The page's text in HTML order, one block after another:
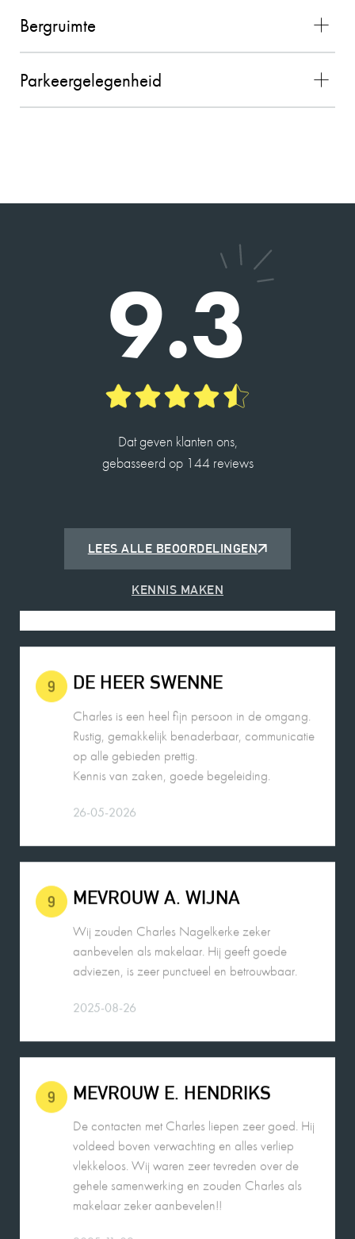
Bergruimte
Parkeergelegenheid
9.3
Dat geven klanten ons,
gebasseerd op 144 reviews
LEES ALLE BEOORDELINGEN
KENNIS MAKEN
verkoop van onze woning. Hij is een prettige
persoon en heeft goed geluisterd naar onze
wensen in relatie tot de actuele huizenmarkt. De
verkoop verliep voorspoedig. Wij bevelen zijn
dienstverlening van harte aan.
Charles heeft ons geholpen met de verkoop van
ons huis en de taxatie van een andere. Alles
verliep vlot en hij is erg betrokken.
Hij is een hele aardige man en heeft veel kennis.
2026-05-14
ROBIN DE JONG
2026-05-25
9 DE HEER SWENNE
Charles is een heel fijn persoon in de omgang.
op alle gebieden prettig.
Kennis van zaken, goede begeleiding.
26-05-2026
9 MEVROUW A. WIJNA
Wij zouden Charles Nagelkerke zeker
adviezen, is zeer punctueel en betrouwbaar.
2025-08-26
9 MEVROUW E. HENDRIKS
De contacten met Charles liepen zeer goed. Hij
vlekkeloos. Wij waren zeer tevreden over de
gehele samenwerking en zouden Charles als
makelaar zeker aanbevelen!!
2025-11-02